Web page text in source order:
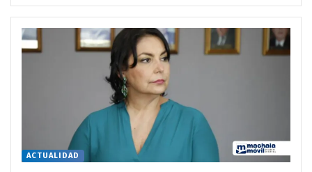
ACTUALIDAD